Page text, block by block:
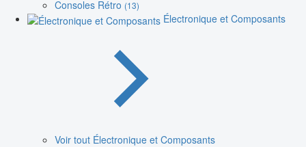
Consoles Rétro (13)
Électronique et Composants
Voir tout Électronique et Composants